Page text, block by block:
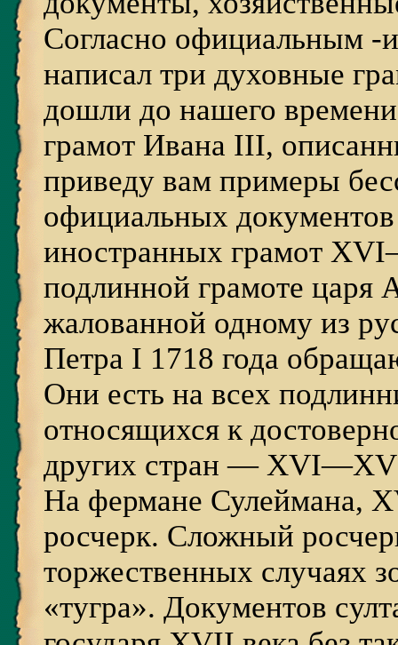
Согласно официальным -
написал три духовные
дошли до нашего
грамот Ивана III,
приведу вам примеры
официальных
иностранных грамот
подлинной грамоте царя
жалованной одному из
Петра I 1718 года
Они есть на всех
относящихся к
других стран —
На фермане Сулеймана,
росчерк. Сложный
торжественных случаях
«тугра». Документов